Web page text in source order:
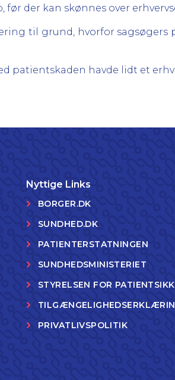
der kan skønnes over
til grund, hvorfor
patientskaden havde lidt et
Nyttige Links
BORGER.DK
SUNDHED.DK
PATIENTERSTATNINGEN
SUNDHEDSMINISTERIET
STYRELSEN FOR
PRIVATLIVSPOLITIK